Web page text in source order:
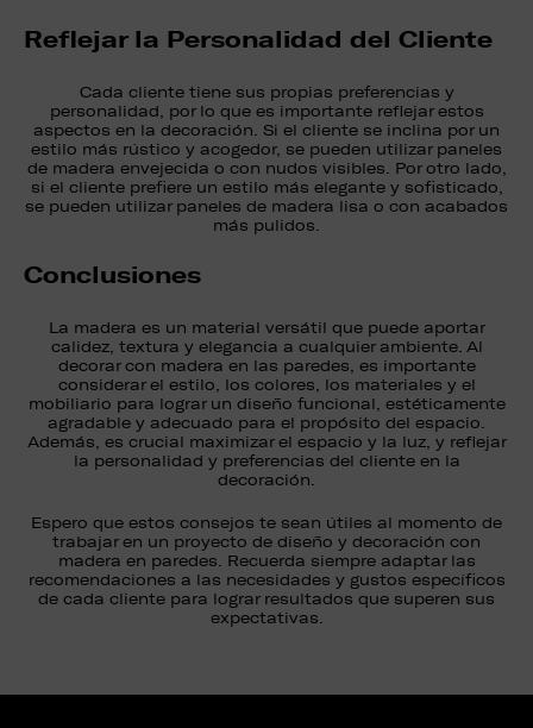
Reflejar la Personalidad del Cliente
Cada cliente tiene sus propias preferencias y
personalidad, por lo que es importante reflejar estos
aspectos en la decoración. Si el cliente se inclina por un
estilo más rústico y acogedor, se pueden utilizar paneles
de madera envejecida o con nudos visibles. Por otro lado,
si el cliente prefiere un estilo más elegante y sofisticado,
se pueden utilizar paneles de madera lisa o con acabados
más pulidos.
Conclusiones
La madera es un material versátil que puede aportar
calidez, textura y elegancia a cualquier ambiente. Al
decorar con madera en las paredes, es importante
considerar el estilo, los colores, los materiales y el
mobiliario para lograr un diseño funcional, estéticamente
agradable y adecuado para el propósito del espacio.
Además, es crucial maximizar el espacio y la luz, y reflejar
la personalidad y preferencias del cliente en la
decoración.
Espero que estos consejos te sean útiles al momento de
trabajar en un proyecto de diseño y decoración con
madera en paredes. Recuerda siempre adaptar las
recomendaciones a las necesidades y gustos específicos
de cada cliente para lograr resultados que superen sus
expectativas.